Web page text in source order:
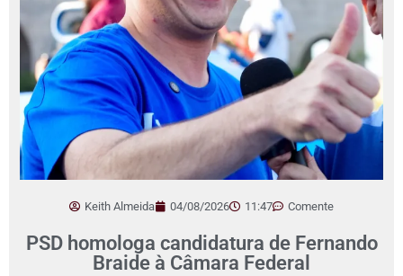
Keith Almeida 04/08/2026 11:47 Comente
PSD homologa candidatura de Fernando
Braide à Câmara Federal